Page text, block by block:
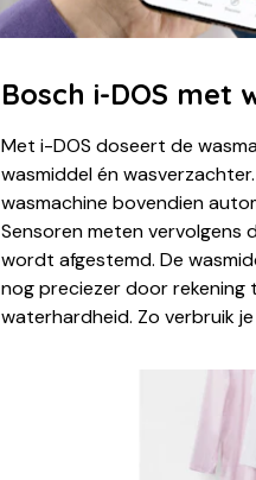
Bosch i-DOS met
Met i-DOS doseert de
wasmiddel én
wasmachine bovendien
Sensoren meten vervolgens
wordt afgestemd. De
nog preciezer door
waterhardheid. Zo verbruik